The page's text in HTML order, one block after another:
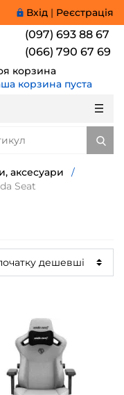
Вхід | Реєстрація
(097) 693 88 67
(066) 790 67 69
корзина
корзина пуста
аксесуари
/
Seat